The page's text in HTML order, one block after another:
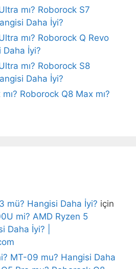
mı? Roborock S7
Daha İyi?
mı? Roborock Q Revo
Daha İyi?
mı? Roborock S8
Daha İyi?
Roborock Q8 Max mı?
mü? Hangisi Daha İyi? için
mi? AMD Ryzen 5
Daha İyi? |
MT-09 mu? Hangisi Daha